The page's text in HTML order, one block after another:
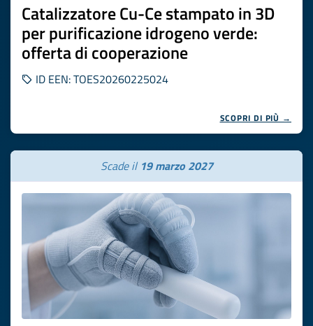
Catalizzatore Cu-Ce stampato in 3D
per purificazione idrogeno verde:
offerta di cooperazione
ID EEN: TOES20260225024
SCOPRI DI PIÙ →
Scade il 19 marzo 2027